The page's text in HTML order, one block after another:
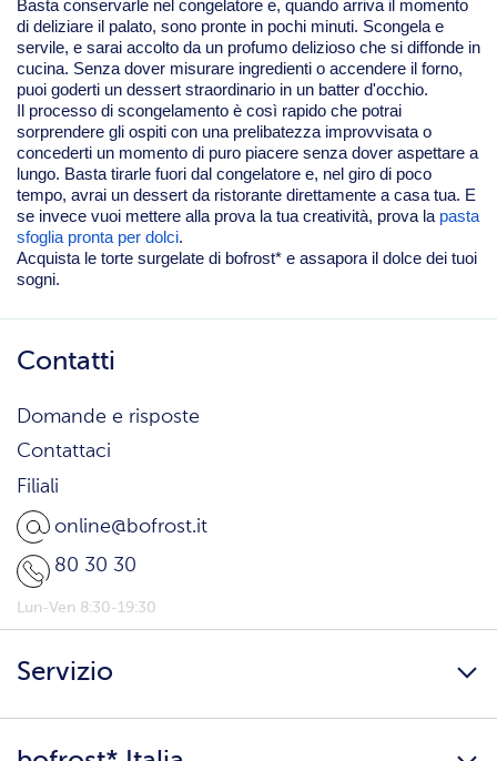
Basta conservarle nel congelatore e, quando arriva il momento
di deliziare il palato, sono pronte in pochi minuti. Scongela e
servile, e sarai accolto da un profumo delizioso che si diffonde in
cucina. Senza dover misurare ingredienti o accendere il forno,
puoi goderti un dessert straordinario in un batter d'occhio.
Il processo di scongelamento è così rapido che potrai
sorprendere gli ospiti con una prelibatezza improvvisata o
concederti un momento di puro piacere senza dover aspettare a
lungo. Basta tirarle fuori dal congelatore e, nel giro di poco
tempo, avrai un dessert da ristorante direttamente a casa tua. E
se invece vuoi mettere alla prova la tua creatività, prova la pasta
sfoglia pronta per dolci.
Acquista le torte surgelate di bofrost* e assapora il dolce dei tuoi
sogni.
Contatti
Domande e risposte
Contattaci
Filiali
online@bofrost.it
80 30 30
Lun-Ven 8:30-19:30
Servizio